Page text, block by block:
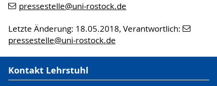
pressestelle@uni-rostock.de
Letzte Änderung: 18.05.2018, Verantwortlich:
pressestelle@uni-rostock.de
Kontakt Lehrstuhl